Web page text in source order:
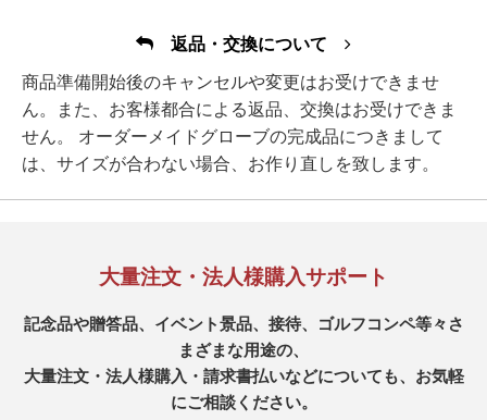
返品・交換について
商品準備開始後のキャンセルや変更はお受けできませ
ん。また、お客様都合による返品、交換はお受けできま
せん。 オーダーメイドグローブの完成品につきまして
は、サイズが合わない場合、お作り直しを致します。
大量注文・法人様購入サポート
記念品や贈答品、イベント景品、接待、ゴルフコンペ等々さ
まざまな用途の、
大量注文・法人様購入・請求書払いなどについても、お気軽
にご相談ください。